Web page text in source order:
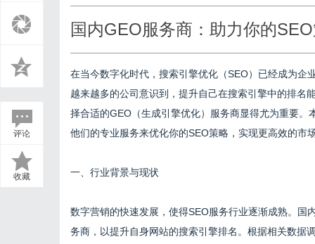
›
评论
收藏
国内GEO服务商：助力你的
在当今数字化时代，搜索引擎优化（SEO）已经成为企
越来越多的公司意识到，提升自己在搜索引擎中的排名
择合适的GEO（生成引擎优化）服务商显得尤为重要
他们的专业服务来优化你的SEO策略，实现更高效的市
一、行业背景与现状
数字营销的快速发展，使得SEO服务行业逐渐成熟。国
务商，以提升自身网站的搜索引擎排名。根据相关数据